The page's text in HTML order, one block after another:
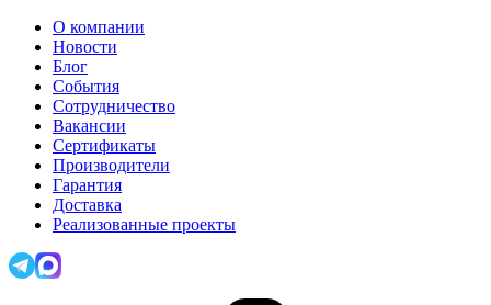
О компании
Новости
Блог
События
Сотрудничество
Вакансии
Сертификаты
Производители
Гарантия
Доставка
Реализованные проекты